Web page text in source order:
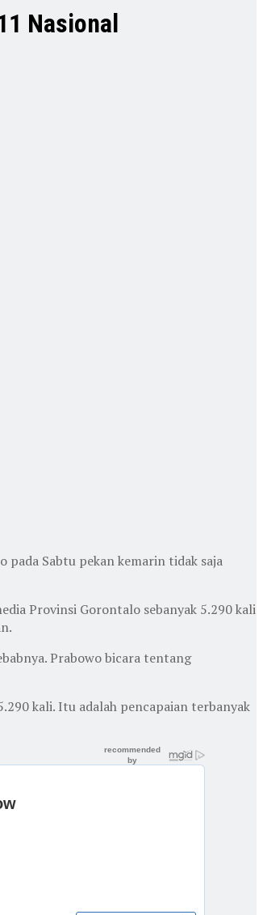
Nasional
Sabtu pekan kemarin tidak saja
Provinsi Gorontalo sebanyak 5.290 kali
Prabowo bicara tentang
kali. Itu adalah pencapaian terbanyak